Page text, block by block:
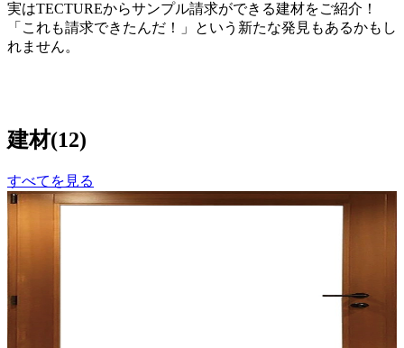
実はTECTUREからサンプル請求ができる建材をご紹介！
「これも請求できたんだ！」という新たな発見もあるかもし
れません。
建材(12)
すべてを見る
木製サッシ いぶき/テラスドア（内開
き・外開き） 防火仕様